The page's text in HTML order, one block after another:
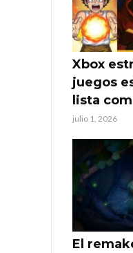
Xbox
juegos
lista
julio 1, 2026
El